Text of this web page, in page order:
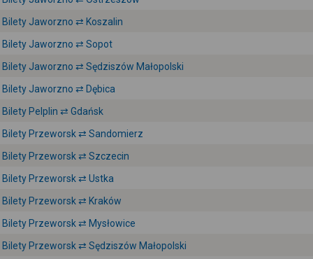
Bilety Jaworzno ⇄ Koszalin
Bilety Jaworzno ⇄ Sopot
Bilety Jaworzno ⇄ Sędziszów Małopolski
Bilety Jaworzno ⇄ Dębica
Bilety Pelplin ⇄ Gdańsk
Bilety Przeworsk ⇄ Sandomierz
Bilety Przeworsk ⇄ Szczecin
Bilety Przeworsk ⇄ Ustka
Bilety Przeworsk ⇄ Kraków
Bilety Przeworsk ⇄ Mysłowice
Bilety Przeworsk ⇄ Sędziszów Małopolski